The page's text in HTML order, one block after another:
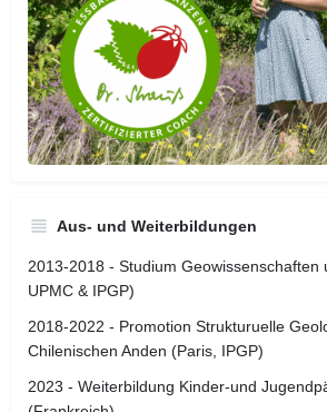
Aus- und Weiterbildungen
2013-2018 - Studium Geowissenschaften
UPMC & IPGP)
2018-2022 - Promotion Strukturuelle
Chilenischen Anden (Paris, IPGP)
2023 - Weiterbildung Kinder-und